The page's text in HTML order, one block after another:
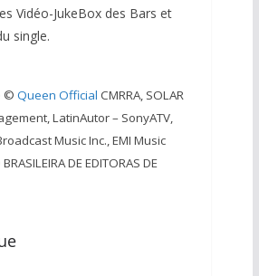
Vidéo-JukeBox des Bars et
single.
© Queen Official CMRRA, SOLAR
LatinAutor – SonyATV,
Music Inc., EMI Music
DE EDITORAS DE